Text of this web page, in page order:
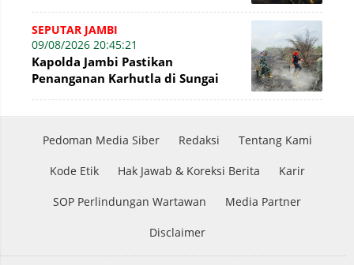
SEPUTAR JAMBI
09/08/2026 20:45:21
Kapolda Jambi Pastikan
Penanganan Karhutla di Sungai
Pedoman Media Siber Redaksi Tentang Kami
Kode Etik Hak Jawab & Koreksi Berita Karir
SOP Perlindungan Wartawan Media Partner
Disclaimer